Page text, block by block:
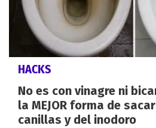
HACKS
No es con vinagre ni
la MEJOR forma de
canillas y del inodoro